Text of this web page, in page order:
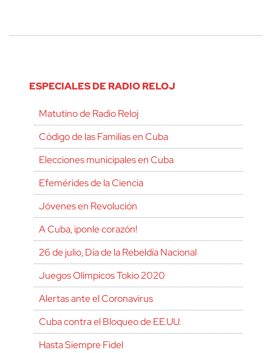
ESPECIALES DE RADIO RELOJ
Matutino de Radio Reloj
Código de las Familias en Cuba
Elecciones municipales en Cuba
Efemérides de la Ciencia
Jóvenes en Revolución
A Cuba, ¡ponle corazón!
26 de julio, Día de la Rebeldía Nacional
Juegos Olímpicos Tokio 2020
Alertas ante el Coronavirus
Cuba contra el Bloqueo de EE.UU.
Hasta Siempre Fidel